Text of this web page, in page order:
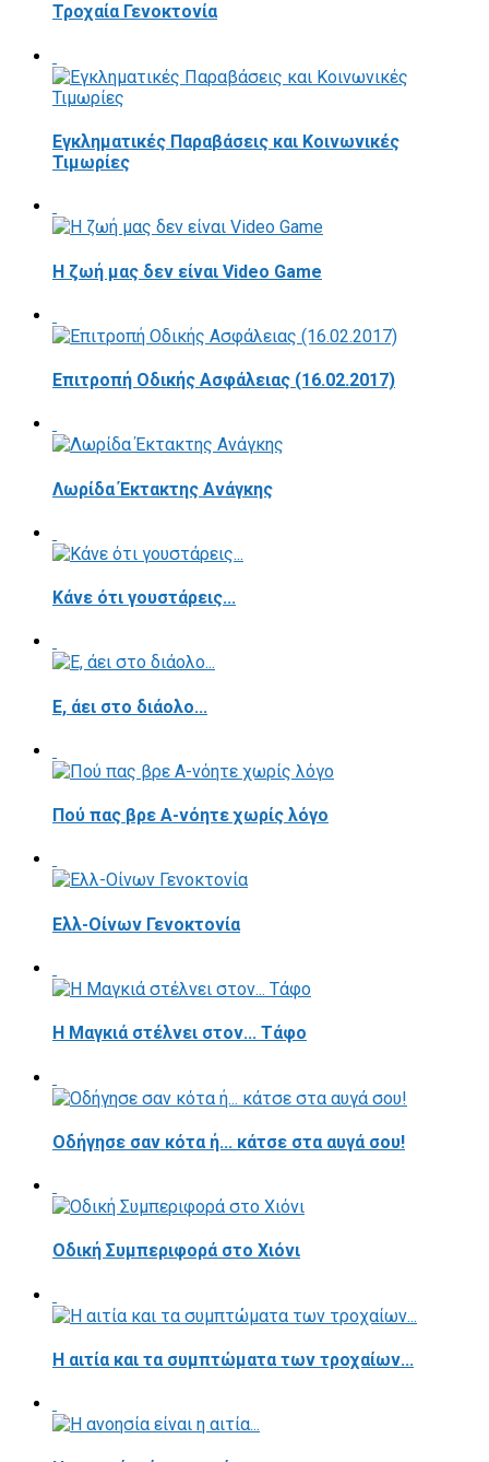
Τροχαία Γενοκτονία
Εγκληματικές Παραβάσεις και Κοινωνικές
Τιμωρίες
Η ζωή μας δεν είναι Video Game
Επιτροπή Οδικής Ασφάλειας (16.02.2017)
Λωρίδα Έκτακτης Ανάγκης
Κάνε ότι γουστάρεις...
E, άει στο διάολο...
Πού πας βρε Α-νόητε χωρίς λόγο
Ελλ-Οίνων Γενοκτονία
H Μαγκιά στέλνει στον... Τάφο
Οδήγησε σαν κότα ή... κάτσε στα αυγά σου!
Οδική Συμπεριφορά στο Χιόνι
Η αιτία και τα συμπτώματα των τροχαίων...